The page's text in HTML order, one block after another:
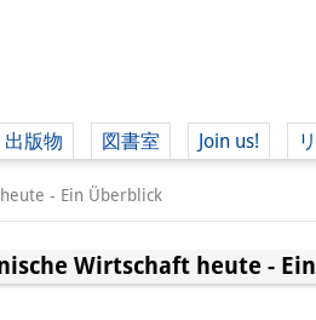
出版物 図書室 Join us!
（ドイツ
- Ein Überblick
Wirtschaft heute -